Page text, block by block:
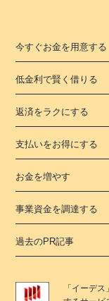
今すぐお金を用意する
低金利で賢く借りる
返済をラクにする
支払いをお得にする
お金を増やす
事業資金を調達する
過去のPR記事
「 イーデス